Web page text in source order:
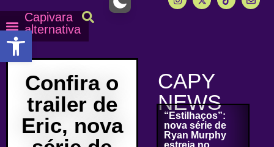
Capivara
alternativa
Confira o
trailer de
Eric, nova
CAPY
NEWS
“Estilhaços”:
nova série de
Ryan Murphy
estreia no
Abrir a barra de ferramentas